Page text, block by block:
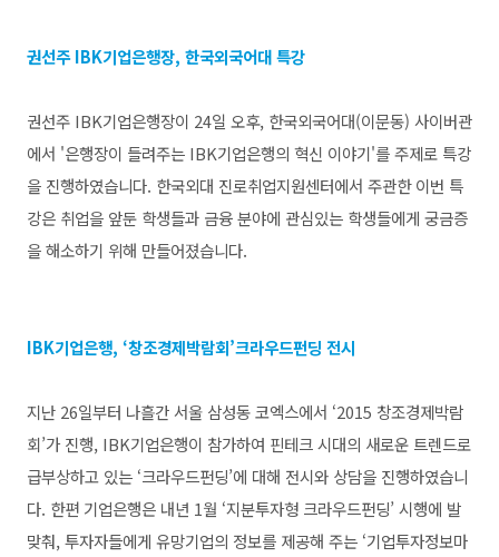
권선주 IBK기업은행장, 한국외국어대 특강
권선주 IBK기업은행장이 24일 오후, 한국외국어대(이문동) 사이버관
에서 '은행장이 들려주는 IBK기업은행의 혁신 이야기'를 주제로 특강
을 진행하였습니다. 한국외대 진로취업지원센터에서 주관한 이번 특
강은 취업을 앞둔 학생들과 금융 분야에 관심있는 학생들에게 궁금증
을 해소하기 위해 만들어졌습니다.
IBK기업은행, ‘창조경제박람회’크라우드펀딩 전시
지난 26일부터 나흘간 서울 삼성동 코엑스에서 ‘2015 창조경제박람
회’가 진행, IBK기업은행이 참가하여 핀테크 시대의 새로운 트렌드로
급부상하고 있는 ‘크라우드펀딩’에 대해 전시와 상담을 진행하였습니
다. 한편 기업은행은 내년 1월 ‘지분투자형 크라우드펀딩’ 시행에 발
맞춰, 투자자들에게 유망기업의 정보를 제공해 주는 ‘기업투자정보마